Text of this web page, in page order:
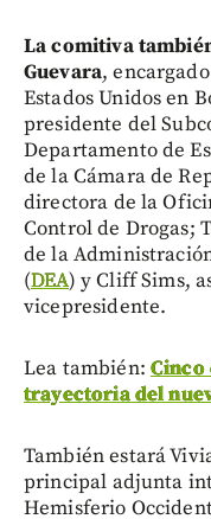
La comitiva
Guevara,
Estados Unidos en
presidente del
Departamento de
de la Cámara de
directora de la
Control de Drogas;
de la
(DEA) y Cliff Sims,
vicepresidente.
Lea también: Cinco
trayectoria del
También estará
principal adjunta
Hemisferio